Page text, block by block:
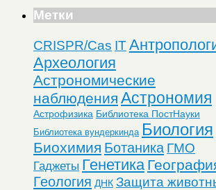
Метки
CRISPR/Cas IT
Археология
Астрономические
наблюдения Астрономия
Астрофизика Библиотека ПостНауки
Библиотека вундеркинда Биология
Биохимия Ботаника ГМО
Гаджеты Генетика
Геология ДНК Защита